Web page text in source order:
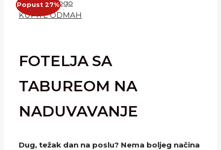
KUPITE ODMAH
FOTELJA SA
TABUREOM NA
NADUVAVANJE
Dug, težak dan na poslu? Nema boljeg načina
Popust 27%